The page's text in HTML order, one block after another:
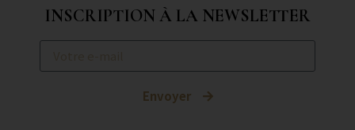
INSCRIPTION À LA NEWSLETTER
Envoyer